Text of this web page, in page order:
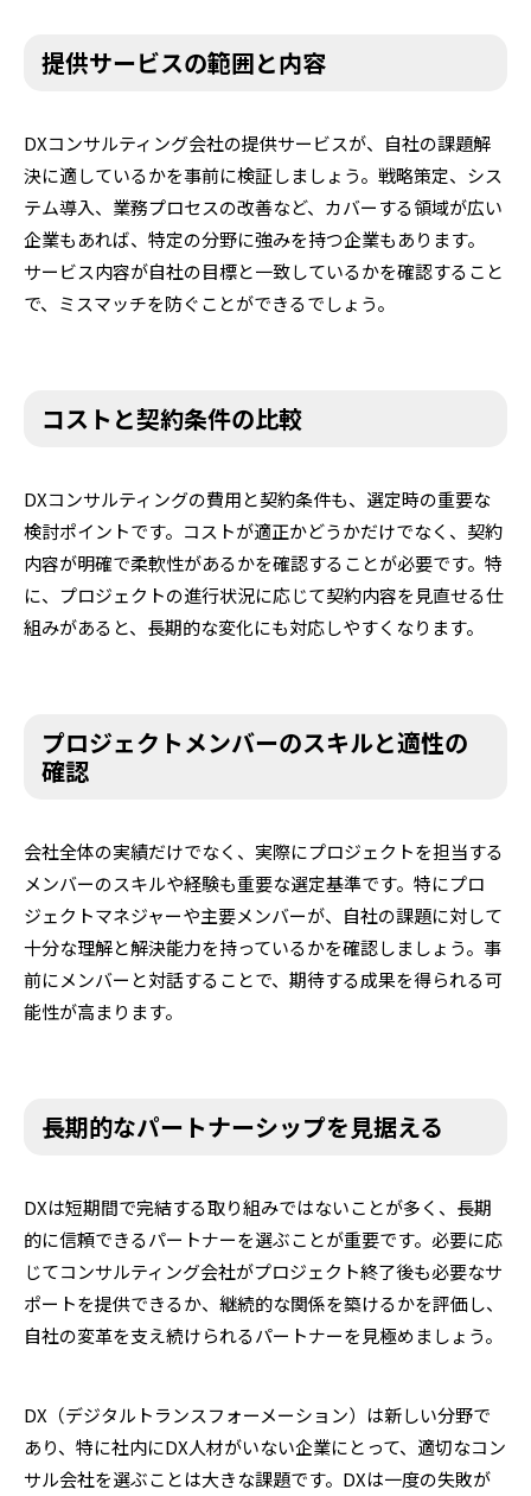
提供サービスの範囲と内容
DXコンサルティング会社の提供サービスが、自社の課題解
決に適しているかを事前に検証しましょう。戦略策定、シス
テム導入、業務プロセスの改善など、カバーする領域が広い
企業もあれば、特定の分野に強みを持つ企業もあります。
サービス内容が自社の目標と一致しているかを確認すること
で、ミスマッチを防ぐことができるでしょう。
コストと契約条件の比較
DXコンサルティングの費用と契約条件も、選定時の重要な
検討ポイントです。コストが適正かどうかだけでなく、契約
内容が明確で柔軟性があるかを確認することが必要です。特
に、プロジェクトの進行状況に応じて契約内容を見直せる仕
組みがあると、長期的な変化にも対応しやすくなります。
プロジェクトメンバーのスキルと適性の
確認
会社全体の実績だけでなく、実際にプロジェクトを担当する
メンバーのスキルや経験も重要な選定基準です。特にプロ
ジェクトマネジャーや主要メンバーが、自社の課題に対して
十分な理解と解決能力を持っているかを確認しましょう。事
前にメンバーと対話することで、期待する成果を得られる可
能性が高まります。
長期的なパートナーシップを見据える
DXは短期間で完結する取り組みではないことが多く、長期
的に信頼できるパートナーを選ぶことが重要です。必要に応
じてコンサルティング会社がプロジェクト終了後も必要なサ
ポートを提供できるか、継続的な関係を築けるかを評価し、
自社の変革を支え続けられるパートナーを見極めましょう。
DX（デジタルトランスフォーメーション）は新しい分野で
あり、特に社内にDX人材がいない企業にとって、適切なコン
サル会社を選ぶことは大きな課題です。DXは一度の失敗が